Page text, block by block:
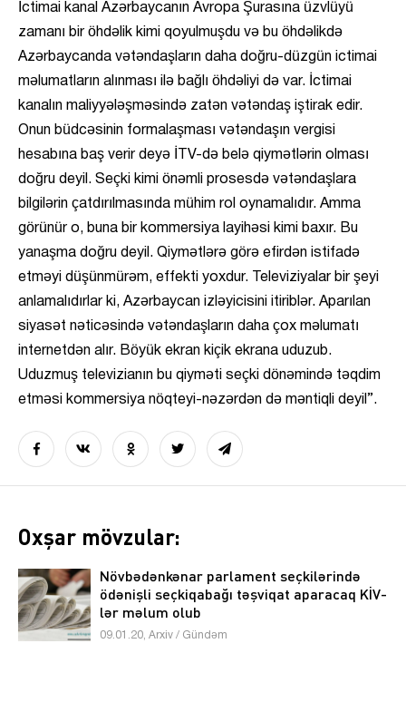
İctimai kanal Azərbaycanın Avropa Şurasına üzvlüyü
zamanı bir öhdəlik kimi qoyulmuşdu və bu öhdəlikdə
Azərbaycanda vətəndaşların daha doğru-düzgün ictimai
məlumatların alınması ilə bağlı öhdəliyi də var. İctimai
kanalın maliyyələşməsində zatən vətəndaş iştirak edir.
Onun büdcəsinin formalaşması vətəndaşın vergisi
hesabına baş verir deyə İTV-də belə qiymətlərin olması
doğru deyil. Seçki kimi önəmli prosesdə vətəndaşlara
bilgilərin çatdırılmasında mühim rol oynamalıdır. Amma
görünür o, buna bir kommersiya layihəsi kimi baxır. Bu
yanaşma doğru deyil. Qiymətlərə görə efirdən istifadə
etməyi düşünmürəm, effekti yoxdur. Televiziyalar bir şeyi
anlamalıdırlar ki, Azərbaycan izləyicisini itiriblər. Aparılan
siyasət nəticəsində vətəndaşların daha çox məlumatı
internetdən alır. Böyük ekran kiçik ekrana uduzub.
Uduzmuş televizianın bu qiyməti seçki dönəmində təqdim
etməsi kommersiya nöqteyi-nəzərdən də məntiqli deyil”.
Oxşar mövzular:
Növbədənkənar parlament seçkilərində
ödənişli seçkiqabağı təşviqat aparacaq KİV-
lər məlum olub
09.01.20, Arxiv / Gündəm